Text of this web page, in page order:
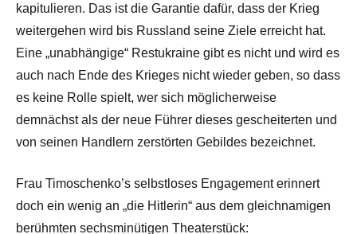
kapitulieren. Das ist die Garantie dafür, dass der Krieg
weitergehen wird bis Russland seine Ziele erreicht hat.
Eine „unabhängige“ Restukraine gibt es nicht und wird es
auch nach Ende des Krieges nicht wieder geben, so dass
es keine Rolle spielt, wer sich möglicherweise
demnächst als der neue Führer dieses gescheiterten und
von seinen Handlern zerstörten Gebildes bezeichnet.
Frau Timoschenko’s selbstloses Engagement erinnert
doch ein wenig an „die Hitlerin“ aus dem gleichnamigen
berühmten sechsminütigen Theaterstück: